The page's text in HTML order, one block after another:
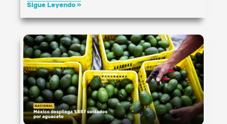
Sigue Leyendo »